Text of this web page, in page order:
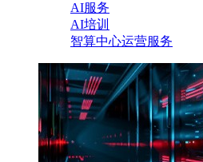
AI服务
AI培训
智算中心运营服务